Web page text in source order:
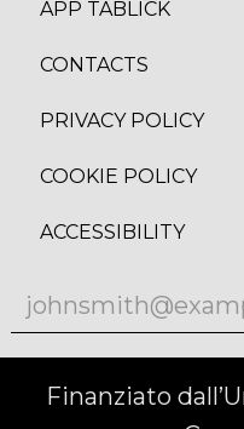
APP TABLICK
CONTACTS
PRIVACY POLICY
COOKIE POLICY
ACCESSIBILITY
Finanziato